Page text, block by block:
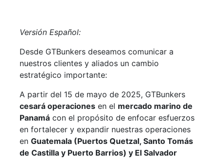
Versión Español:
Desde GTBunkers deseamos comunicar a
nuestros clientes y aliados un cambio
estratégico importante:
A partir del 15 de mayo de 2025, GTBunkers
cesará operaciones en el mercado marino de
Panamá con el propósito de enfocar esfuerzos
en fortalecer y expandir nuestras operaciones
en Guatemala (Puertos Quetzal, Santo Tomás
de Castilla y Puerto Barrios) y El Salvador